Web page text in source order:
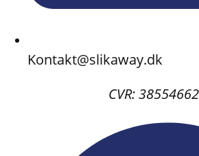
Kontakt@slikaway.dk
CVR: 38554662